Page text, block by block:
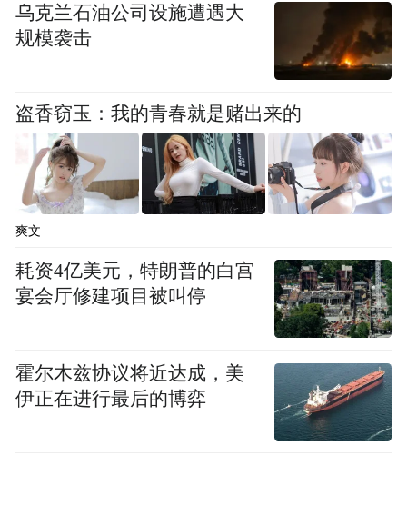
乌克兰石油公司设施遭遇大
规模袭击
盗香窃玉：我的青春就是赌出来的
爽文
耗资4亿美元，特朗普的白宫
宴会厅修建项目被叫停
霍尔木兹协议将近达成，美
伊正在进行最后的博弈